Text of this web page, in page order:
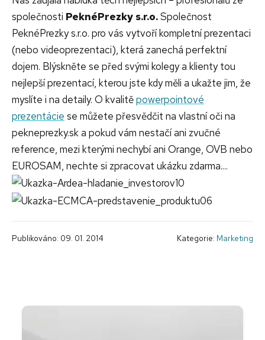
společnosti PeknéPrezky s.r.o.Společnost
PeknéPrezky s.r.o. pro vás vytvoří kompletní prezentaci
(nebo videoprezentaci), která zanechá perfektní
dojem. Blýskněte se před svými kolegy a klienty tou
nejlepší prezentací, kterou jste kdy měli a ukažte jim, že
myslíte i na detaily. O kvalitěpowerpointové
prezentácie se můžete přesvědčit na vlastní oči na
pekneprezky.sk a pokud vám nestačí ani zvučné
reference, mezi kterými nechybí ani Orange, OVB nebo
EUROSAM, nechte si zpracovat ukázku zdarma....
Publikováno: 09. 01. 2014 Kategorie: Marketing